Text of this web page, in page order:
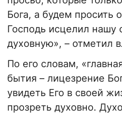
Бога, а будем просить
Господь исцелил нашу
духовную», – отметил
По его словам,
бытия – лицезрение
увидеть Его в своей
прозреть духовно.